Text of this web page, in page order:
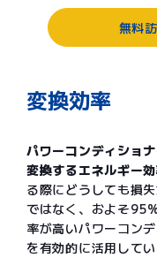
無料
変換効率
パワーコンディショ
変換するエネルギー
る際にどうしても損
ではなく、およそ
率が高いパワーコン
を有効的に活用して